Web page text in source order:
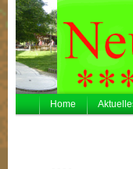
Home